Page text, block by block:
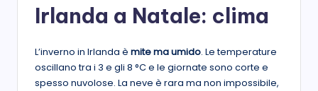
Irlanda a Natale: clima
L’inverno in Irlanda è mite ma umido. Le temperature
oscillano tra i 3 e gli 8 °C e le giornate sono corte e
spesso nuvolose. La neve è rara ma non impossibile,